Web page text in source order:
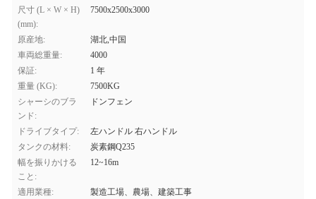
尺寸 (L × W × H)
(mm):
7500x2500x3000
原産地:
湖北,中国
車両総重量:
4000
保証:
1 年
重量 (KG):
7500KG
シャーシのブラ
ンド:
ドンフェン
ドライブタイプ:
左ハンドル 右ハンドル
タンクの材料:
炭素鋼Q235
幅を振りかける
こと:
12~16m
適用業種:
製造工場、農場、建築工事